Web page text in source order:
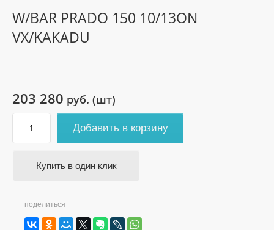
W/BAR PRADO 150 10/13ON
VX/KAKADU
203 280 руб. (шт)
Добавить в корзину
Купить в один клик
поделиться